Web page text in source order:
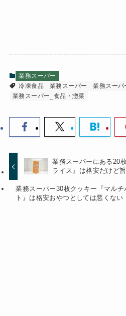
業務スーパー
冷凍食品
業務スーパー
業務スーパ
業務スーパー_食品・惣菜
業務スーパーにある20
ライス』は格安だけど
業務スーパー30枚クッキー『マルチ
ト』は格安おやつとしては悪くない